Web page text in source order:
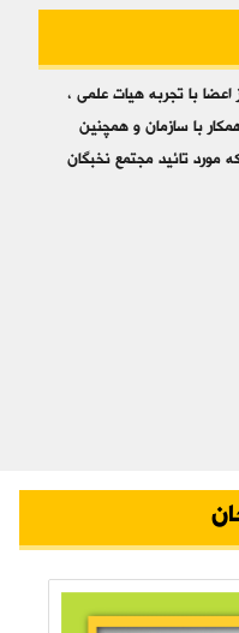
با تجربه هيات علمي ،
با سازمان و همچنين
مورد تائيد مجتمع نخبگان